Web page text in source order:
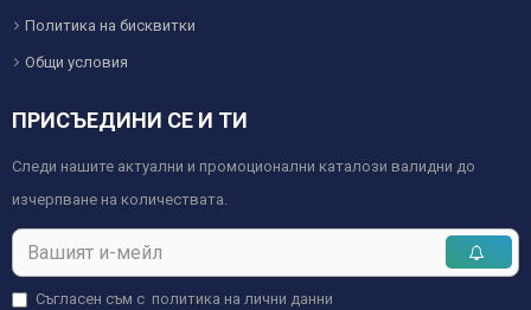
Политика на бисквитки
Общи условия
ПРИСЪЕДИНИ СЕ И ТИ
Следи нашите актуални и промоционални каталози валидни до
изчерпване на количествата.
Съгласен съм с политика на лични данни